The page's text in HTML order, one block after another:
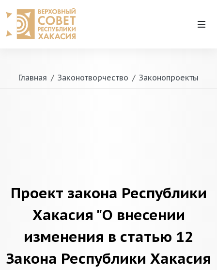
Главная Законотворчество Законопроекты
Проект закона Республики
Хакасия "О внесении
изменения в статью 12
Закона Республики Хакасия